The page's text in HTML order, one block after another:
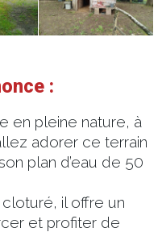
:
en pleine nature, à
adorer ce terrain
plan d’eau de 50
il offre un
et profiter de